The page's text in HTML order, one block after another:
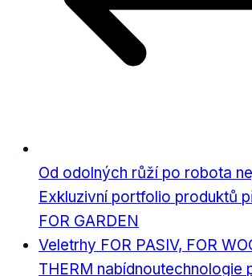
Od odolných růží po robota
Exkluzivní portfolio produktů
FOR GARDEN
Veletrhy FOR PASIV, FOR
THERM nabídnoutechnologie